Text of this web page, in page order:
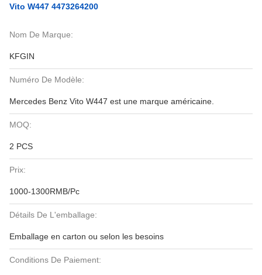
Vito W447 4473264200
Nom De Marque:
KFGIN
Numéro De Modèle:
Mercedes Benz Vito W447 est une marque américaine.
MOQ:
2 PCS
Prix:
1000-1300RMB/Pc
Détails De L'emballage:
Emballage en carton ou selon les besoins
Conditions De Paiement: